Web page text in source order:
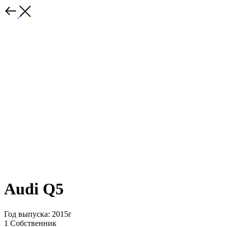
Audi Q5
Год выпуска: 2015г
1 Собственник